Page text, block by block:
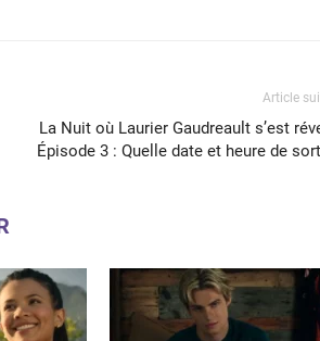
Article
La Nuit où Laurier Gaudreault s’est
Épisode 3 : Quelle date et heure de